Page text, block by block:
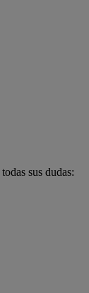
sus dudas: